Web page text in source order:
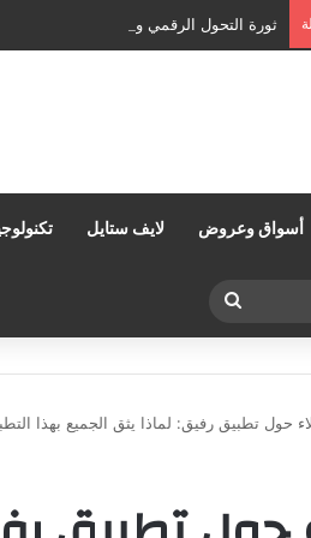
ثورة التحول الرقمي وإدارة المستندات:
أسواق وعروض لايف ستايل
عن
حول تطبيق رفيق: لماذا يثق الجميع بهذا